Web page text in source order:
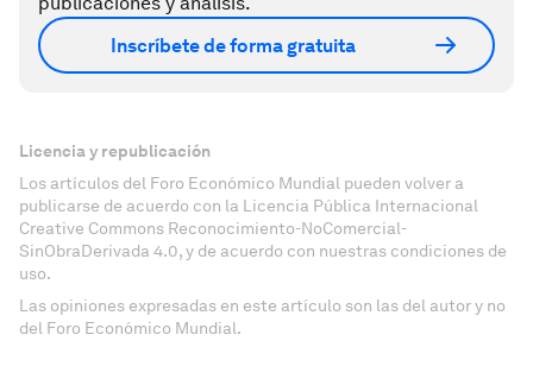
Inscríbete de forma gratuita
Licencia y republicación
Los artículos del Foro Económico Mundial pueden volver a
publicarse de acuerdo con la Licencia Pública Internacional
Creative Commons Reconocimiento-NoComercial-
SinObraDerivada 4.0, y de acuerdo con nuestras condiciones de
uso.
Las opiniones expresadas en este artículo son las del autor y no
del Foro Económico Mundial.